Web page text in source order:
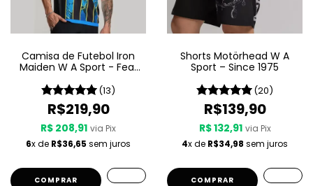
Camisa de Futebol Iron
Maiden W A Sport - Fear
(13)
R$219,90
R$ 208,91 via Pix
6x de R$36,65 sem juros
COMPRAR
Shorts Motörhead W A
Sport – Since 1975
(20)
R$139,90
R$ 132,91 via Pix
4x de R$34,98 sem juros
COMPRAR